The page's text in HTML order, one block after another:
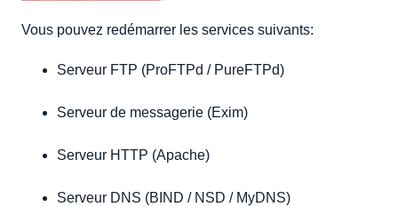
Vous pouvez redémarrer les services suivants:
Serveur FTP (ProFTPd / PureFTPd)
Serveur de messagerie (Exim)
Serveur HTTP (Apache)
Serveur DNS (BIND / NSD / MyDNS)